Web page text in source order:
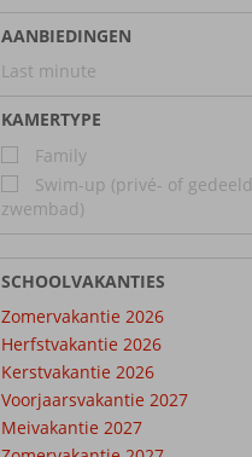
AANBIEDINGEN
Last minute
KAMERTYPE
Family
Swim-up (privé- of gedeeld
zwembad)
SCHOOLVAKANTIES
Zomervakantie 2026
Herfstvakantie 2026
Kerstvakantie 2026
Voorjaarsvakantie 2027
Meivakantie 2027